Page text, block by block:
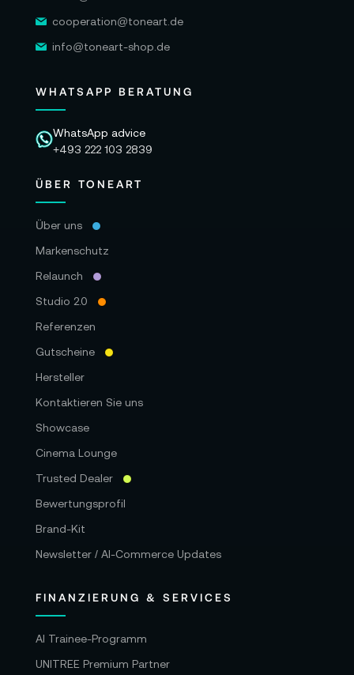
cooperation@toneart.de
info@toneart-shop.de
WHATSAPP BERATUNG
WhatsApp advice
+493 222 103 2839
ÜBER TONEART
Über uns
Markenschutz
Relaunch
Studio 2.0
Referenzen
Gutscheine
Hersteller
Kontaktieren Sie uns
Showcase
Cinema Lounge
Trusted Dealer
Bewertungsprofil
Brand-Kit
Newsletter / AI-Commerce Updates
FINANZIERUNG & SERVICES
AI Trainee-Programm
UNITREE Premium Partner